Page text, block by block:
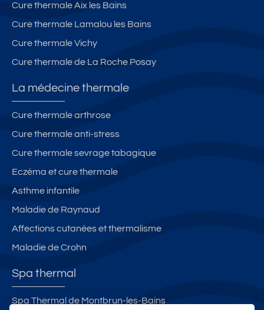
Cure thermale Aix les Bains
Cure thermale Lamalou les Bains
Cure thermale Vichy
Cure thermale de La Roche Posay
La médecine thermale
Cure thermale arthrose
Cure thermale anti-stress
Cure thermale sevrage tabagique
Eczéma et cure thermale
Asthme infantile
Maladie de Raynaud
Affections cutanées et thermalisme
Maladie de Crohn
Spa thermal
Spa Thermal de Montbrun-les-Bains